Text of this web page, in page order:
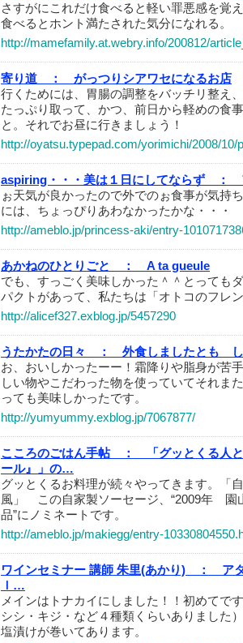
さすがにこれだけ食べると軽い罪悪感を覚
食べるとホント満たされた気分になれる。
http://mamefamily.at.webry.info/200812/
寄り道 ：
がっつりシアワセになるお店
行くためには、胃腸の調整をバッチリ整え
たっぷり取って、かつ、前日から軽めの食
と。それでお昼に行きましょう！
http://oyatsu.typepad.com/yorimichi/2008/10/
aspiring・・・美は１日にしてならず ：
ぉ天気が良かったので外でのぉ食事が気持
には、ちょっぴりあわなかったかな・・・
http://ameblo.jp/princess-aki/entry-
あかねのひとりごと ：
A ta gueule
でも、すっごく美味しかった＾＾とっても
パクトがあって、私たちは「オトコのフレ
http://alicef327.exblog.jp/5457290
うたかたの日々 ：
外食しましたとも
お、おいしかったーー！霜降りや脂身が苦
しい物やこだわった物を使っていてそれま
っても美味しかったです。
http://yumyummy.exblog.jp/7067877/
こころのごはん手帖 ：
「グッとくる人
ール』」の…
グッとくるお料理が続々やってきます。「
風」 この自家製ソーセージ、“2009年 園
品”にノミネートです。
http://ameblo.jp/makiegg/entry-
ワインセミナー 講師 朱里(あかり) ：
ア
ｌ…
メインはトナカイにしました！！初めてで
シシ・キジ・など４種類くらいありました
塩漬けが巻いてあります。